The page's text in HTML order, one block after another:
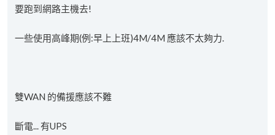
要跑到網路主機去!
一些使用高峰期(例:早上上班)4M/4M 應該不太夠力.
雙WAN 的備援應該不難
斷電... 有UPS